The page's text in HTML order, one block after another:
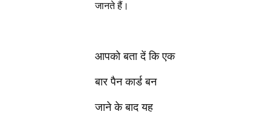
जानते हैं।
आपको बता दें कि एक
बार पैन कार्ड बन
जाने के बाद यह